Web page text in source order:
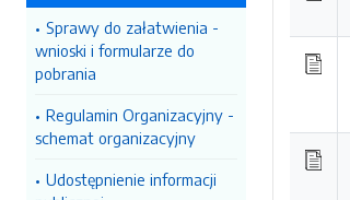
Sprawy do załatwienia -
wnioski i formularze do
pobrania
Regulamin Organizacyjny -
schemat organizacyjny
Udostępnienie informacji